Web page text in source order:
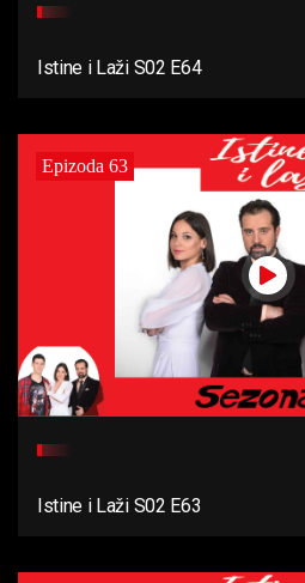
Istine i Laži S02 E64
Epizoda 63
Istine i Laži S02 E63